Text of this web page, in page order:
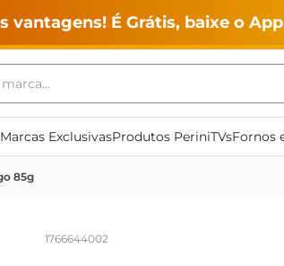
vantagens! É Grátis, baixe o
marca...
Marcas ExclusivasProdutos PeriniTVsFornos
85g
1766644002